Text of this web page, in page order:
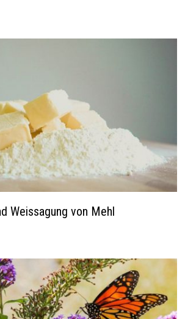
Weissagung von Mehl